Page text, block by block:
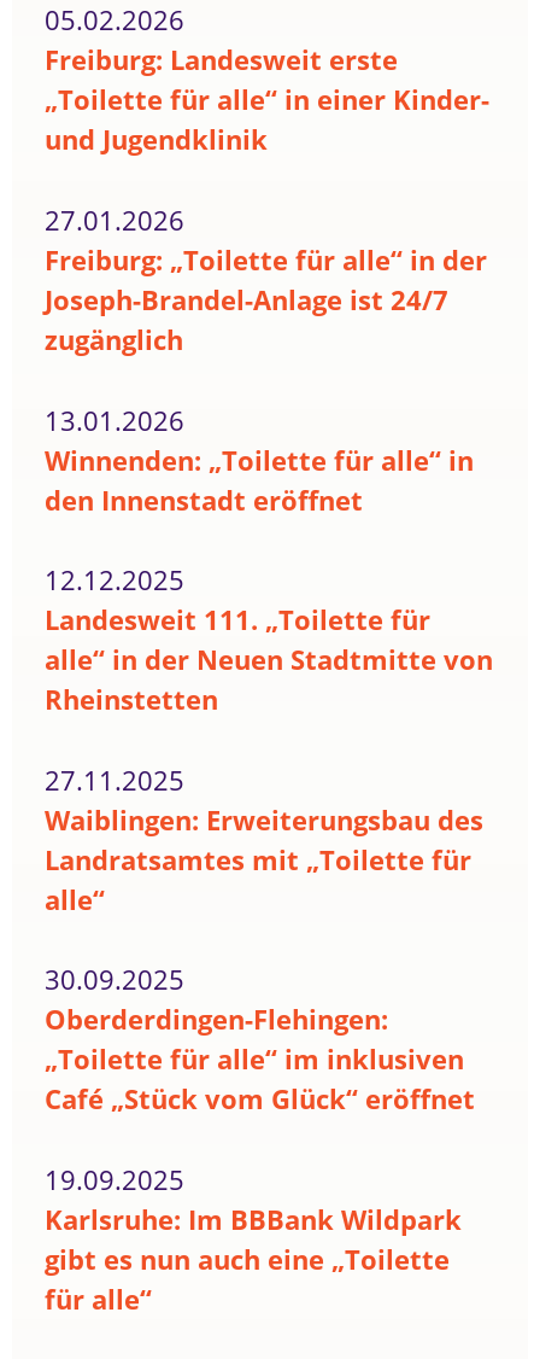
05.02.2026
Freiburg: Landesweit erste
„Toilette für alle“ in einer Kinder-
und Jugendklinik
27.01.2026
Freiburg: „Toilette für alle“ in der
Joseph-Brandel-Anlage ist 24/7
zugänglich
13.01.2026
Winnenden: „Toilette für alle“ in
den Innenstadt eröffnet
12.12.2025
Landesweit 111. „Toilette für
alle“ in der Neuen Stadtmitte von
Rheinstetten
27.11.2025
Waiblingen: Erweiterungsbau des
Landratsamtes mit „Toilette für
alle“
30.09.2025
Oberderdingen-Flehingen:
„Toilette für alle“ im inklusiven
Café „Stück vom Glück“ eröffnet
19.09.2025
Karlsruhe: Im BBBank Wildpark
gibt es nun auch eine „Toilette
für alle“